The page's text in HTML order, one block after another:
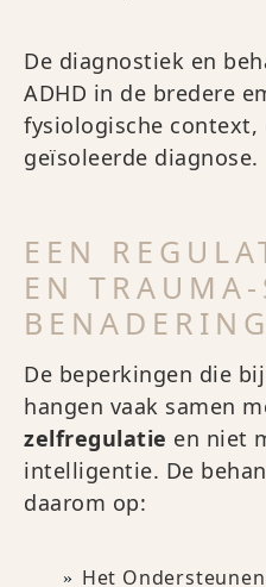
De diagnostiek en
ADHD in de bredere
fysiologische context,
geïsoleerde diagnose.
EEN
EN
BENADERING
De beperkingen die
hangen vaak samen
zelfregulatie en niet
intelligentie. De
daarom op:
Het